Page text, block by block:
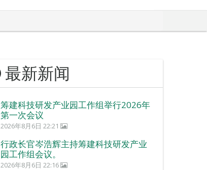
最新新闻
筹建科技研发产业园工作组举行2026年
第一次会议
2026年8月6日 22:21
行政长官岑浩辉主持筹建科技研发产业
园工作组会议。
2026年8月6日 22:16